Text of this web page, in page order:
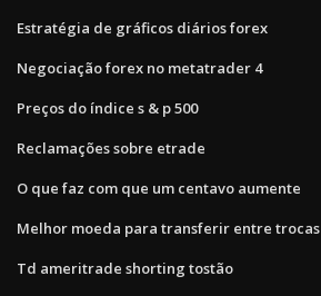
Estratégia de gráficos diários forex
Negociação forex no metatrader 4
Preços do índice s & p 500
Reclamações sobre etrade
O que faz com que um centavo aumente
Melhor moeda para transferir entre trocas
Td ameritrade shorting tostão